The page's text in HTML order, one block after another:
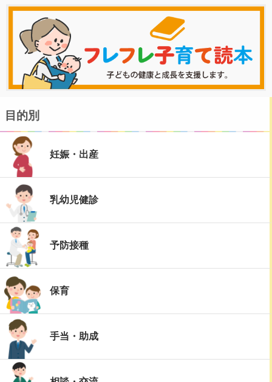
目的別
妊娠・出産
乳幼児健診
予防接種
保育
手当・助成